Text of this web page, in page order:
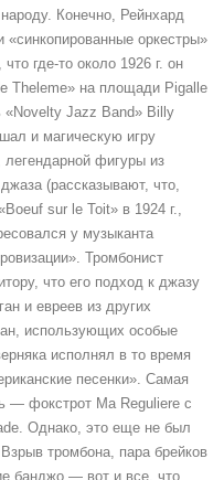
Конечно, Рейнхард
оркестры»
где-то около 1926 г. он
Theleme» на площади Pigalle
Jazz Band» Billy
и магическую игру
легендарной фигуры из
(рассказывают, что,
sur le Toit» в 1924 г.,
у музыканта
Тромбонист
что его подход к джазу
и евреев из других
использующих особые
исполнял в то время
песенки». Самая
— фокстрот Ma Reguliere с
Однако, это еще не был
тромбона, пара брейков
банджо — вот и все, что